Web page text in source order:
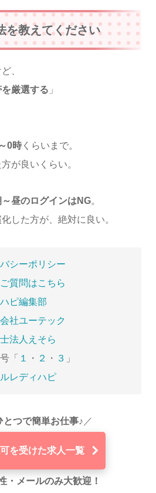
を教えてください
、
厳選する 」
0時くらいまで。
が良いくらい。
～昼のログインはNG。
した方が、絶対に良い。
シーポリシー
ご質問はこちら
ピ編集部
社ユーテック
法人えそら
「 １ ・ ２ ・ ３ 」
レディハピ
とつで簡単お仕事♪ ／
を受けた求人一覧
・メールのみ大歓迎！